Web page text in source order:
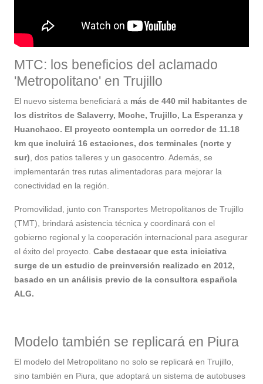
MTC: los beneficios del aclamado
'Metropolitano' en Trujillo
El nuevo sistema beneficiará a más de 440 mil habitantes de
los distritos de Salaverry, Moche, Trujillo, La Esperanza y
Huanchaco. El proyecto contempla un corredor de 11.18
km que incluirá 16 estaciones, dos terminales (norte y
sur) , dos patios talleres y un gasocentro. Además, se
implementarán tres rutas alimentadoras para mejorar la
conectividad en la región.
Promovilidad, junto con Transportes Metropolitanos de Trujillo
(TMT), brindará asistencia técnica y coordinará con el
gobierno regional y la cooperación internacional para asegurar
el éxito del proyecto. Cabe destacar que esta iniciativa
surge de un estudio de preinversión realizado en 2012,
basado en un análisis previo de la consultora española
ALG.
Modelo también se replicará en Piura
El modelo del Metropolitano no solo se replicará en Trujillo,
sino también en Piura, que adoptará un sistema de autobuses